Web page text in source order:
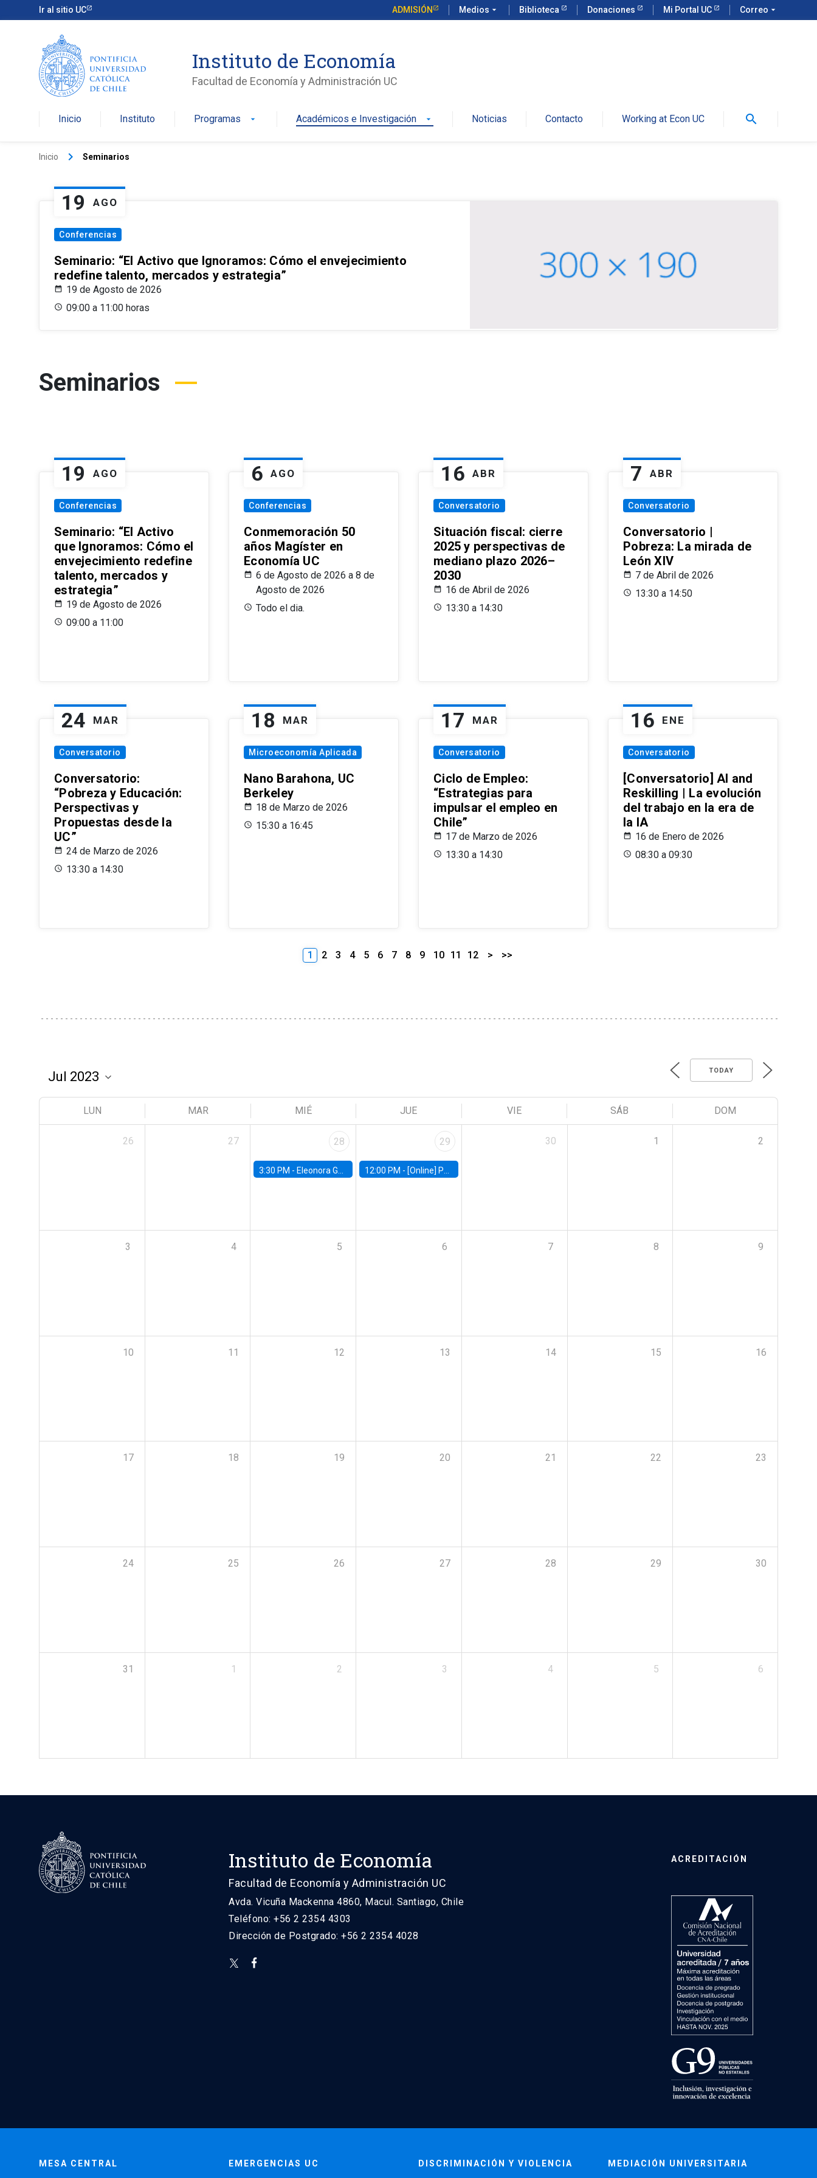
Ir al sitio UC ADMISIÓN Medios arrow_drop_down Biblioteca Donaciones Mi Portal UC Correo arrow_drop_down
Instituto de Economía
Facultad de Economía y Administración UC
Inicio Instituto Programas arrow_drop_down Académicos e Investigación arrow_drop_down Noticias Contacto Working at Econ UC search
Inicio keyboard_arrow_right Seminarios
19 AGO
Conferencias
Seminario: “El Activo que Ignoramos: Cómo el envejecimiento
redefine talento, mercados y estrategia”
19 de Agosto de 2026
09:00 a 11:00 horas
Seminarios
19 AGO
Conferencias
Seminario: “El Activo
que Ignoramos: Cómo el
envejecimiento redefine
talento, mercados y
estrategia”
19 de Agosto de 2026
09:00 a 11:00
6 AGO
Conferencias
Conmemoración 50
años Magíster en
Economía UC
6 de Agosto de 2026 a 8 de
Agosto de 2026
Todo el dia.
16 ABR
Conversatorio
Situación fiscal: cierre
2025 y perspectivas de
mediano plazo 2026–
2030
16 de Abril de 2026
13:30 a 14:30
7 ABR
Conversatorio
Conversatorio |
Pobreza: La mirada de
León XIV
7 de Abril de 2026
13:30 a 14:50
24 MAR
Conversatorio
Conversatorio:
“Pobreza y Educación:
Perspectivas y
Propuestas desde la
UC”
24 de Marzo de 2026
13:30 a 14:30
18 MAR
Microeconomía Aplicada
Nano Barahona, UC
Berkeley
18 de Marzo de 2026
15:30 a 16:45
17 MAR
Conversatorio
Ciclo de Empleo:
“Estrategias para
impulsar el empleo en
Chile”
17 de Marzo de 2026
13:30 a 14:30
16 ENE
Conversatorio
[Conversatorio] AI and
Reskilling | La evolución
del trabajo en la era de
la IA
16 de Enero de 2026
08:30 a 09:30
1 2 3 4 5 6 7 8 9 10 11 12 > >>
TODAY
LUN MAR MIÉ JUE VIE SÁB DOM
26 27 28
3:30 PM - Eleonora Guarnieri, Exeter University
29
12:00 PM - [Online] Pablo Slutzky, University of Maryland
30 1 2
3 4 5 6 7 8 9
10 11 12 13 14 15 16
17 18 19 20 21 22 23
24 25 26 27 28 29 30
31 1 2 3 4 5 6
Instituto de Economía
Facultad de Economía y Administración UC
Avda. Vicuña Mackenna 4860, Macul. Santiago, Chile
Teléfono: +56 2 2354 4303
Dirección de Postgrado: +56 2 2354 4028
ACREDITACIÓN
MESA CENTRAL EMERGENCIAS UC DISCRIMINACIÓN Y VIOLENCIA MEDIACIÓN UNIVERSITARIA